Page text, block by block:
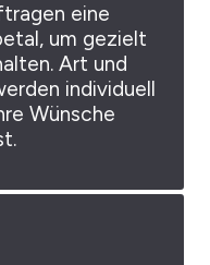
eine
um gezielt
Art und
individuell
Wünsche